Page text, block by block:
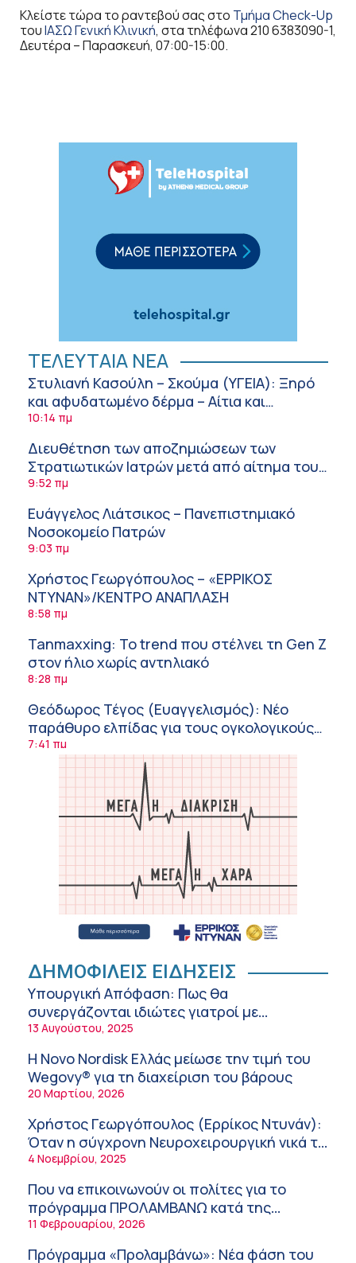
Κλείστε τώρα το ραντεβού σας στο Τμήμα Check-Up
τουΙΑΣΩ Γενική Κλινική, στα τηλέφωνα 210 6383090-1,
Δευτέρα – Παρασκευή, 07:00-15:00.
ΤΕΛΕΥΤΑΙΑ ΝΕΑ
Στυλιανή Κασούλη – Σκούμα (ΥΓΕΙΑ): Ξηρό
και αφυδατωμένο δέρμα – Αίτια και
αντιμετώπιση
10:14 πμ
Διευθέτηση των αποζημιώσεων των
Στρατιωτικών Ιατρών μετά από αίτημα του
ΙΣΑ
9:52 πμ
Ευάγγελος Λιάτσικος – Πανεπιστημιακό
Νοσοκομείο Πατρών
9:03 πμ
Χρήστος Γεωργόπουλος – «ΕΡΡΙΚΟΣ
ΝΤΥΝΑΝ»/ΚΕΝΤΡΟ ΑΝΑΠΛΑΣΗ
8:58 πμ
Tanmaxxing: To trend που στέλνει τη Gen Z
στον ήλιο χωρίς αντηλιακό
8:28 πμ
Θεόδωρος Τέγος (Ευαγγελισμός): Νέο
παράθυρο ελπίδας για τους ογκολογικούς
ασθενείς μέσω κλινικών δοκιμών
7:41 πμ
Ασφάλεια στο νερό: 8 χρήσιμες οδηγίες
από τον Ελληνικό Ερυθρό Σταυρό
Μαρίνα Ραυτοπούλου (ΙΑΤΡΙΚΟ ΚΕΝΤΡΟ):
Εκπαίδευση στον διαβήτη – Ένας πυλώνας
της σύγχρονης φροντίδας
6:56 πμ
Αθανάσιος Μανώλης (Metropolitan
Hospital): Καρδιοπαθείς και καλοκαίρι –
Διακοπές με ασφάλεια
Ειρήνη Ζίγκιρη (Ερρίκος Ντυνάν): H θερμική
καταπόνηση στους ηλικιωμένους
εργαζόμενους
6:11 πμ
Σύσκεψη στον ΕΟΦ για την ομαλή
λειτουργία της εφοδιαστικής αλυσίδας των
φαρμάκων στη διάρκεια του καλοκαιριού
12:08 μμ
Μιχάλης Τάτσης, Insurance & Healthcare
Analyst, διευθυντής Επιχειρηματικής
Ανάπτυξης Ομίλου HHG
11:54 πμ
Kavita Patel: Ένα στα πέντε καινοτόμα
φάρμακα φτάνει τελικά στην Ελλάδα
9:21 πμ
Υπάρχει τελικά «δίαιτα θυρεοειδούς»; Τι
λέει η επιστήμη για τη διατροφή και τα
ΔΗΜΟΦΙΛΕΙΣ ΕΙΔΗΣΕΙΣ
Υπουργική Απόφαση: Πως θα
συνεργάζονται ιδιώτες γιατροί με
νοσοκομεία του δημοσίου συστήματος
13 Αυγούστου, 2025
Η Novo Nordisk Ελλάς μείωσε την τιμή του
Wegovy® για τη διαχείριση του βάρους
20 Μαρτίου, 2026
Χρήστος Γεωργόπουλος (Ερρίκος Ντυνάν):
Όταν η σύγχρονη Νευροχειρουργική νικά το
φόβο!
4 Νοεμβρίου, 2025
Που να επικοινωνούν οι πολίτες για το
πρόγραμμα ΠΡΟΛΑΜΒΑΝΩ κατά της
παχυσαρκίας
11 Φεβρουαρίου, 2026
Πρόγραμμα «Προλαμβάνω»: Νέα φάση του